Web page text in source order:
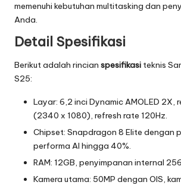
memenuhi kebutuhan multitasking dan
Anda.
Detail Spesifikasi
Berikut adalah rincian spesifikasi teknis
S25:
Layar: 6,2 inci Dynamic AMOLED 2X,
(2340 x 1080), refresh rate 120Hz.
Chipset: Snapdragon 8 Elite dengan
performa AI hingga 40%.
RAM: 12GB, penyimpanan internal
Kamera utama: 50MP dengan OIS,